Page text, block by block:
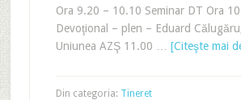
Ora 9.20 – 10.10 Seminar DT Ora
Devoţional – plen – Eduard
Uniunea AZŞ 11.00 … [Citeşte mai
Din categoria: Tineret